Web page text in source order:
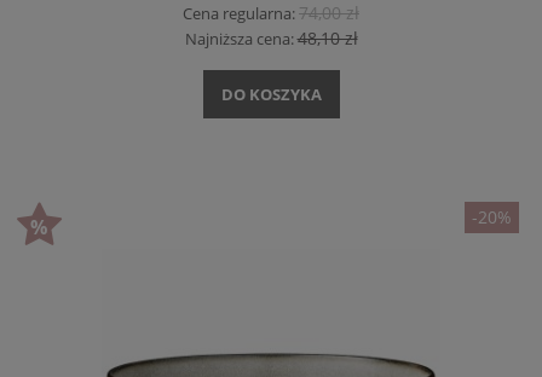
Cena regularna:74,00 zł
Najniższa cena:48,10 zł
DO KOSZYKA
-20%